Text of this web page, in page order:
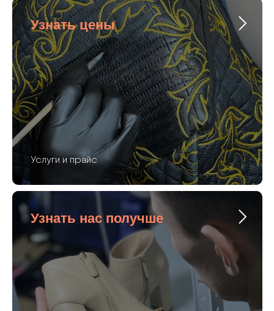
Узнать цены
Услуги и прайс
Узнать нас получше